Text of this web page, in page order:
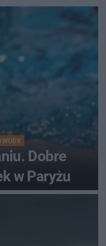
WODY
Dobre
w Paryżu